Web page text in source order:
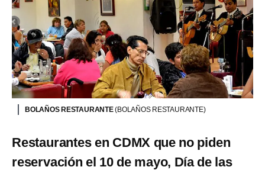
BOLAÑOS RESTAURANTE(BOLAÑOS RESTAURANTE)
Restaurantes en CDMX que no piden
reservación el 10 de mayo, Día de las